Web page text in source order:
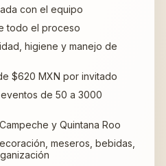
con el equipo
todo el proceso
higiene y manejo de
$620 MXN por invitado
de 50 a 3000
y Quintana Roo
meseros, bebidas,